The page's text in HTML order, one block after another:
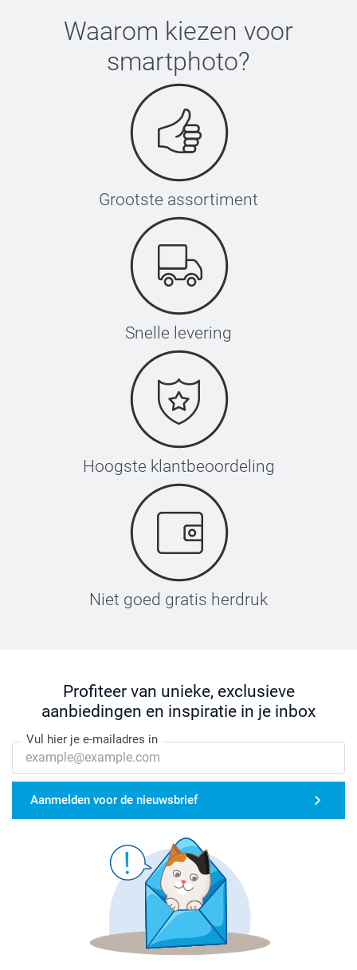
Waarom kiezen voor
smartphoto?
Grootste assortiment
Snelle levering
Hoogste klantbeoordeling
Niet goed gratis herdruk
Profiteer van unieke, exclusieve
aanbiedingen en inspiratie in je inbox
Vul hier je e-mailadres in
Aanmelden voor de nieuwsbrief